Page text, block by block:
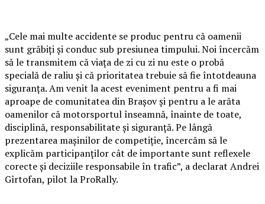
„Cele mai multe accidente se produc pentru că oamenii
sunt grăbiți și conduc sub presiunea timpului. Noi încercăm
să le transmitem că viața de zi cu zi nu este o probă
specială de raliu și că prioritatea trebuie să fie întotdeauna
siguranța. Am venit la acest eveniment pentru a fi mai
aproape de comunitatea din Brașov și pentru a le arăta
oamenilor că motorsportul înseamnă, înainte de toate,
disciplină, responsabilitate și siguranță. Pe lângă
prezentarea mașinilor de competiție, încercăm să le
explicăm participanților cât de importante sunt reflexele
corecte și deciziile responsabile în trafic”, a declarat Andrei
Gîrtofan, pilot la ProRally.